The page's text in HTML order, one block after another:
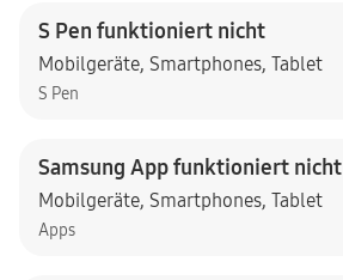
S Pen funktioniert nicht
Mobilgeräte, Smartphones, Tablet
S Pen
Samsung App funktioniert nicht
Mobilgeräte, Smartphones, Tablet
Apps